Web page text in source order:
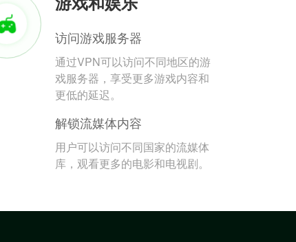
访问游戏服务器
通过VPN可以访问不同地区的游
戏服务器，享受更多游戏内容和
更低的延迟。
解锁流媒体内容
用户可以访问不同国家的流媒体
库，观看更多的电影和电视剧。